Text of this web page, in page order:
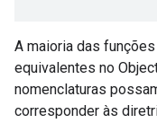
A maioria das
equivalentes no
nomenclaturas
corresponder às